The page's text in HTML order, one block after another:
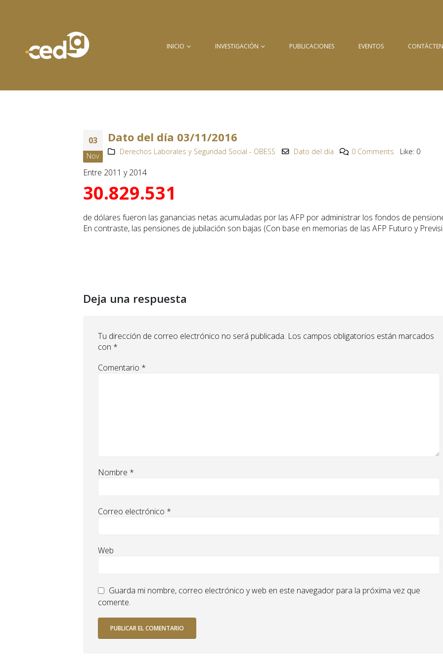
INICIO INVESTIGACIÓN PUBLICACIONES EVENTOS
03
Nov
Dato del día 03/11/2016
Derechos Laborales y Seguridad Social - OBESS Dato del día 0 Comments Like: 0
Entre 2011 y 2014
30.829.531
de dólares fueron las ganancias netas acumuladas por las AFP por administrar los fondos de
En contraste, las pensiones de jubilación son bajas (Con base en memorias de las AFP Futuro y
Deja una respuesta
Tu dirección de correo electrónico no será publicada. Los campos obligatorios están marcados
con *
Comentario *
Nombre *
Correo electrónico *
Web
Guarda mi nombre, correo electrónico y web en este navegador para la próxima vez que
comente.